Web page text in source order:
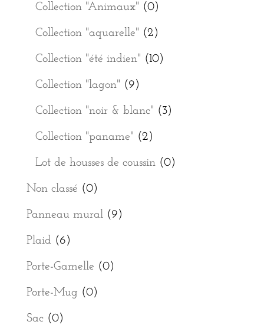
Collection "Animaux" (0)
Collection "aquarelle" (2)
Collection "été indien" (10)
Collection "lagon" (9)
Collection "noir & blanc" (3)
Collection "paname" (2)
Lot de housses de coussin (0)
Non classé (0)
Panneau mural (9)
Plaid (6)
Porte-Gamelle (0)
Porte-Mug (0)
Sac (0)